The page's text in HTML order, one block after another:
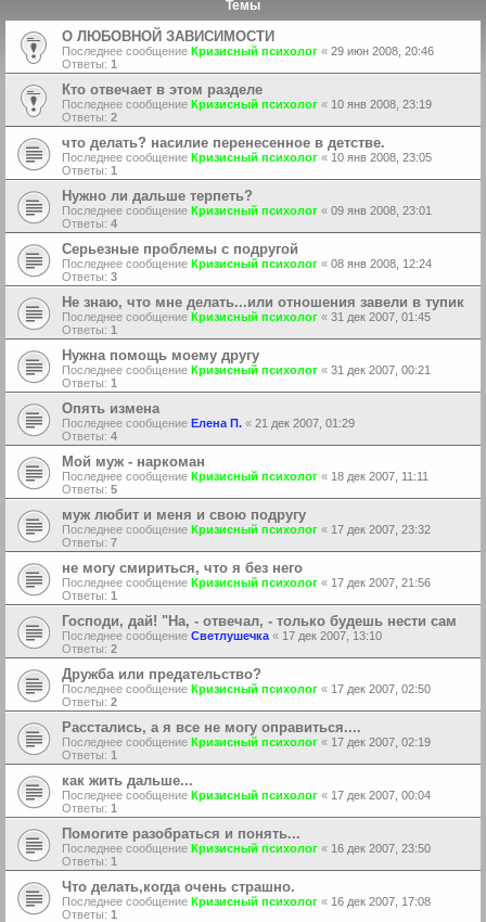
Темы
О ЛЮБОВНОЙ ЗАВИСИМОСТИ
Последнее сообщение Кризисный психолог « 29 июн 2008, 20:46
Ответы: 1
Кто отвечает в этом разделе
Последнее сообщение Кризисный психолог « 10 янв 2008, 23:19
Ответы: 2
что делать? насилие перенесенное в детстве.
Последнее сообщение Кризисный психолог « 10 янв 2008, 23:05
Ответы: 1
Нужно ли дальше терпеть?
Последнее сообщение Кризисный психолог « 09 янв 2008, 23:01
Ответы: 4
Серьезные проблемы с подругой
Последнее сообщение Кризисный психолог « 08 янв 2008, 12:24
Ответы: 3
Не знаю, что мне делать...или отношения завели в тупик
Последнее сообщение Кризисный психолог « 31 дек 2007, 01:45
Ответы: 1
Нужна помощь моему другу
Последнее сообщение Кризисный психолог « 31 дек 2007, 00:21
Ответы: 1
Опять измена
Последнее сообщение Елена П. « 21 дек 2007, 01:29
Ответы: 4
Мой муж - наркоман
Последнее сообщение Кризисный психолог « 18 дек 2007, 11:11
Ответы: 5
муж любит и меня и свою подругу
Последнее сообщение Кризисный психолог « 17 дек 2007, 23:32
Ответы: 7
не могу смириться, что я без него
Последнее сообщение Кризисный психолог « 17 дек 2007, 21:56
Ответы: 1
Господи, дай! "На, - отвечал, - только будешь нести сам
Последнее сообщение Светлушечка « 17 дек 2007, 13:10
Ответы: 2
Дружба или предательство?
Последнее сообщение Кризисный психолог « 17 дек 2007, 02:50
Ответы: 2
Расстались, а я все не могу оправиться....
Последнее сообщение Кризисный психолог « 17 дек 2007, 02:19
Ответы: 1
как жить дальше...
Последнее сообщение Кризисный психолог « 17 дек 2007, 00:04
Ответы: 1
Помогите разобраться и понять...
Последнее сообщение Кризисный психолог « 16 дек 2007, 23:50
Ответы: 1
Что делать,когда очень страшно.
Последнее сообщение Кризисный психолог « 16 дек 2007, 17:08
Ответы: 1